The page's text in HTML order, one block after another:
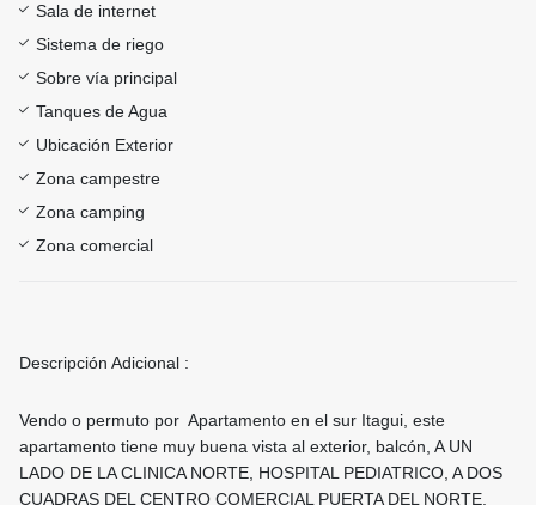
Sala de internet
Sistema de riego
Sobre vía principal
Tanques de Agua
Ubicación Exterior
Zona campestre
Zona camping
Zona comercial
Descripción Adicional :
Vendo o permuto por Apartamento en el sur Itagui, este
apartamento tiene muy buena vista al exterior, balcón, A UN
LADO DE LA CLINICA NORTE, HOSPITAL PEDIATRICO, A DOS
CUADRAS DEL CENTRO COMERCIAL PUERTA DEL NORTE,